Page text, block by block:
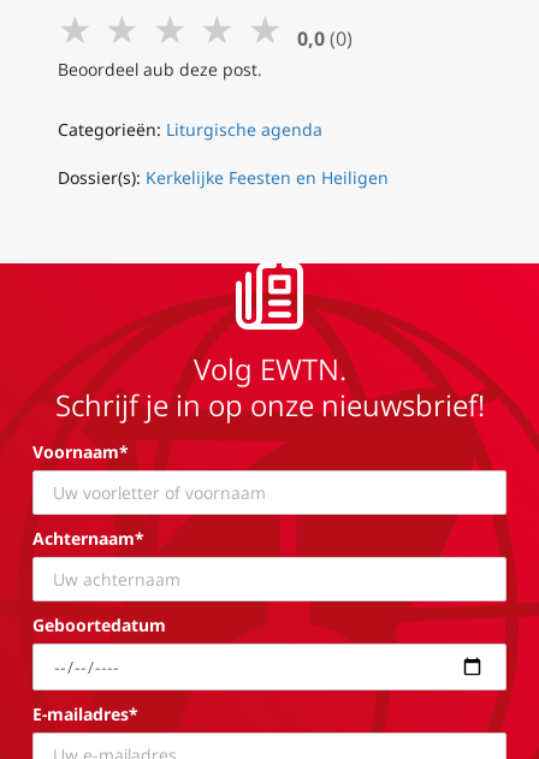
★ ★ ★ ★ ★ 0,0 (0)
Beoordeel aub deze post.
Categorieën: Liturgische agenda
Dossier(s): Kerkelijke Feesten en Heiligen
Volg EWTN.
Schrijf je in op onze nieuwsbrief!
Voornaam*
Achternaam*
Geboortedatum
E-mailadres*